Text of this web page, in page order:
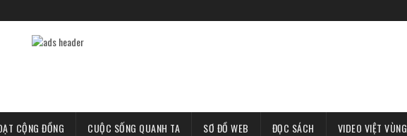
CỘNG ĐỒNG CUỘC SỐNG QUANH TA SƠ ĐỒ WEB ĐỌC SÁCH VIDEO VIỆT